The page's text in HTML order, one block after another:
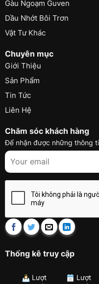
Gàu Ngoạm Guven
Dầu Nhớt Bôi Trơn
Vật Tư Khác
Chuyên mục
Giới Thiệu
Sản Phẩm
Tin Tức
Liên Hệ
Chăm sóc khách hàng
Để nhận được những thông
Thống kê truy cập
Lượt
Lượt